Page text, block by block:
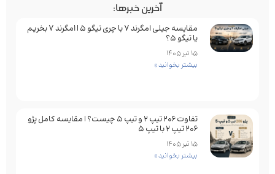
آخرین خبرها:
مقایسه جیلی امگرند 7 با چری تیگو 5 | امگرند 7 بخریم
یا تیگو 5؟
15 تیر 1405
بیشتر بخوانید »
تفاوت ۲۰۶ تیپ ۲ و تیپ ۵ چیست؟ | مقایسه کامل پژو
۲۰۶ تیپ ۲ با تیپ ۵
15 تیر 1405
بیشتر بخوانید »